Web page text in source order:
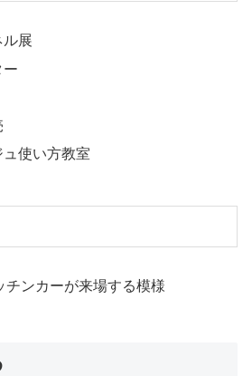
ル展
ー
使い方教室
チンカーが来場する模様